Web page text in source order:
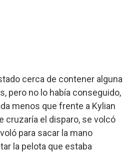
cerca de contener alguna
pero no lo había conseguido,
menos que frente a Kylian
cruzaría el disparo, se volcó
para sacar la mano
la pelota que estaba